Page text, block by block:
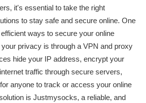
it's essential to take the right
to stay safe and secure online. One
ways to secure your online
privacy is through a VPN and proxy
hide your IP address, encrypt your
traffic through secure servers,
anyone to track or access your online
is Justmysocks, a reliable, and